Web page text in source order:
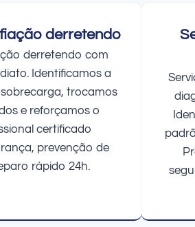
derretendo
derretendo com
Identificamos a
trocamos
e reforçamos o
certificado
prevenção de
rápido 24h.